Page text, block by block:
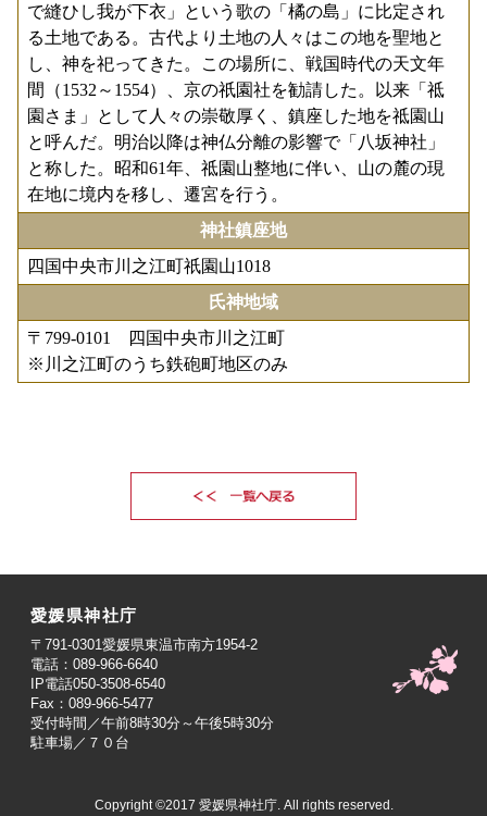
で縫ひし我が下衣」という歌の「橘の島」に比定され
る土地である。古代より土地の人々はこの地を聖地と
し、神を祀ってきた。この場所に、戦国時代の天文年
間（1532～1554）、京の祇園社を勧請した。以来「祗
園さま」として人々の崇敬厚く、鎮座した地を祗園山
と呼んだ。明治以降は神仏分離の影響で「八坂神社」
と称した。昭和61年、祗園山整地に伴い、山の麓の現
在地に境内を移し、遷宮を行う。
神社鎮座地
四国中央市川之江町祇園山1018
氏神地域
〒799-0101 四国中央市川之江町
※川之江町のうち鉄砲町地区のみ
愛媛県神社庁
〒791-0301愛媛県東温市南方1954-2
電話：089-966-6640
IP電話050-3508-6540
Fax：089-966-5477
受付時間／午前8時30分～午後5時30分
駐車場／７０台
Copyright ©2017 愛媛県神社庁. All rights reserved.